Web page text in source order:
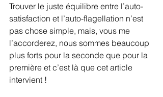
Trouver le juste équilibre entre l’auto-
satisfaction et l’auto-flagellation n’est
pas chose simple, mais, vous me
l’accorderez, nous sommes beaucoup
plus forts pour la seconde que pour la
première et c’est là que cet article
intervient !